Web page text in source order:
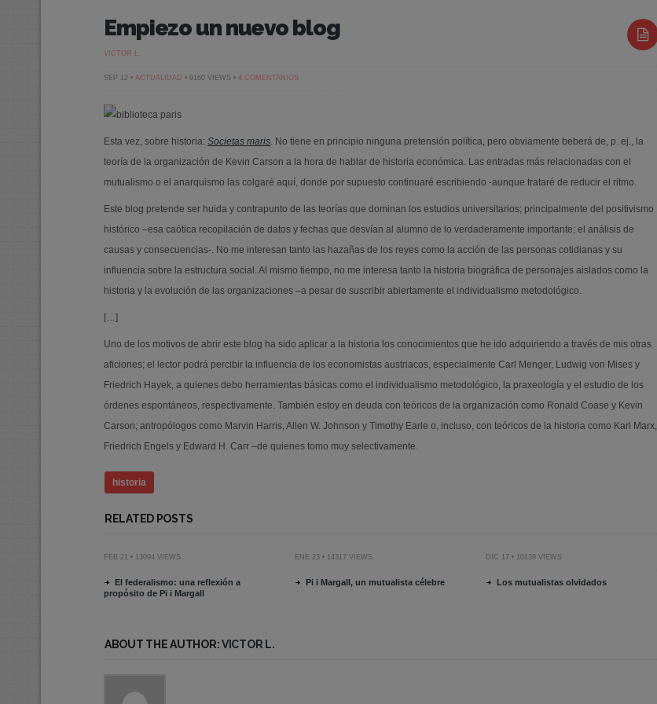
Empiezo un nuevo blog
VICTOR L.
SEP 12 • ACTUALIDAD • 9160 VIEWS • 4 COMENTARIOSEN
Esta vez, sobre historia: Societas maris. No tiene en principio ninguna pretensión política, pero obviamente beberá de, p. ej., la
teoría de la organización de Kevin Carson a la hora de hablar de historia económica. Las entradas más relacionadas con el
mutualismo o el anarquismo las colgaré aquí, donde por supuesto continuaré escribiendo -aunque trataré de reducir el ritmo.
Este blog pretende ser huida y contrapunto de las teorías que dominan los estudios universitarios; principalmente del positivismo
histórico –esa caótica recopilación de datos y fechas que desvían al alumno de lo verdaderamente importante; el análisis de
causas y consecuencias-. No me interesan tanto las hazañas de los reyes como la acción de las personas cotidianas y su
influencia sobre la estructura social. Al mismo tiempo, no me interesa tanto la historia biográfica de personajes aislados como la
historia y la evolución de las organizaciones –a pesar de suscribir abiertamente el individualismo metodológico.
[…]
Uno de los motivos de abrir este blog ha sido aplicar a la historia los conocimientos que he ido adquiriendo a través de mis otras
aficiones; el lector podrá percibir la influencia de los economistas austriacos, especialmente Carl Menger, Ludwig von Mises y
Friedrich Hayek, a quienes debo herramientas básicas como el individualismo metodológico, la praxeología y el estudio de los
órdenes espontáneos, respectivamente. También estoy en deuda con teóricos de la organización como Ronald Coase y Kevin
Carson; antropólogos como Marvin Harris, Allen W. Johnson y Timothy Earle o, incluso, con teóricos de la historia como Karl Marx,
Friedrich Engels y Edward H. Carr –de quienes tomo muy selectivamente.
historia
RELATED POSTS
FEB 21 • 13094 VIEWS
El federalismo: una reflexión a
propósito de Pi i Margall
ENE 23 • 14317 VIEWS
Pi i Margall, un mutualista célebre
DIC 17 • 10139 VIEWS
Los mutualistas olvidados
ABOUT THE AUTHOR:VICTOR L.